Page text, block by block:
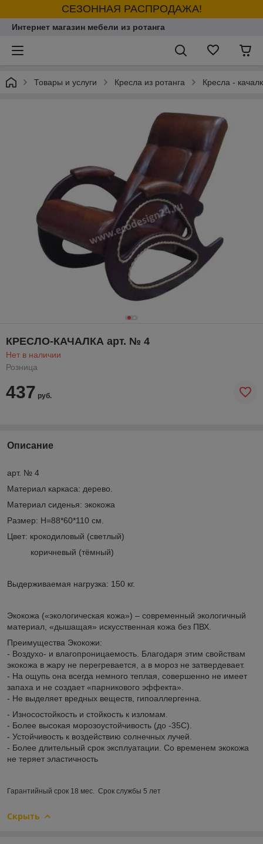
СЕЗОННАЯ РАСПРОДАЖА!
Интернет магазин мебели из ротанга
Товары и услуги Кресла из ротанга Кресла -
КРЕСЛО-КАЧАЛКА арт. № 4
Нет в наличии
Розница
437 руб.
Описание
арт. № 4
Материал каркаса: дерево.
Материал сиденья: экокожа
Размер: Н=88*60*110 см.
Цвет: крокодиловый (светлый)
коричневый (тёмный)
Выдерживаемая нагрузка: 150 кг.
Экокожа («экологическая кожа») – современный экологичный
материал, «дышащая» искусственная кожа без ПВХ.
Преимущества Экокожи:
- Воздухо- и влагопроницаемость. Благодаря этим свойствам
экокожа в жару не перегревается, а в мороз не затвердевает.
- На ощупь она всегда немного теплая, совершенно не имеет
запаха и не создает «парникового эффекта».
- Не выделяет вредных веществ, гипоаллергенна.
- Износостойкость и стойкость к изломам.
- Более высокая морозоустойчивость (до -35С).
- Устойчивость к воздействию солнечных лучей.
- Более длительный срок эксплуатации. Со временем экокожа
не теряет эластичность
Гарантийный срок 18 мес. Срок службы 5 лет
Скрыть